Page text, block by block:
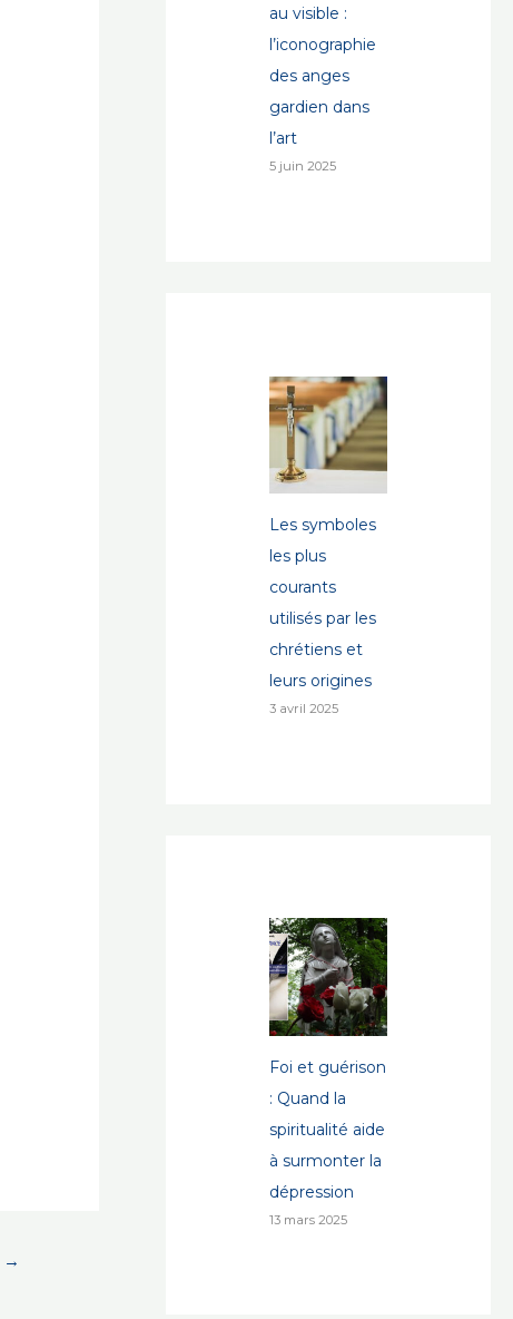
→
au visible :
l’iconographie
des anges
gardien dans
l’art
5 juin 2025
Les symboles
les plus
courants
utilisés par les
chrétiens et
leurs origines
3 avril 2025
Foi et guérison
: Quand la
spiritualité aide
à surmonter la
dépression
13 mars 2025